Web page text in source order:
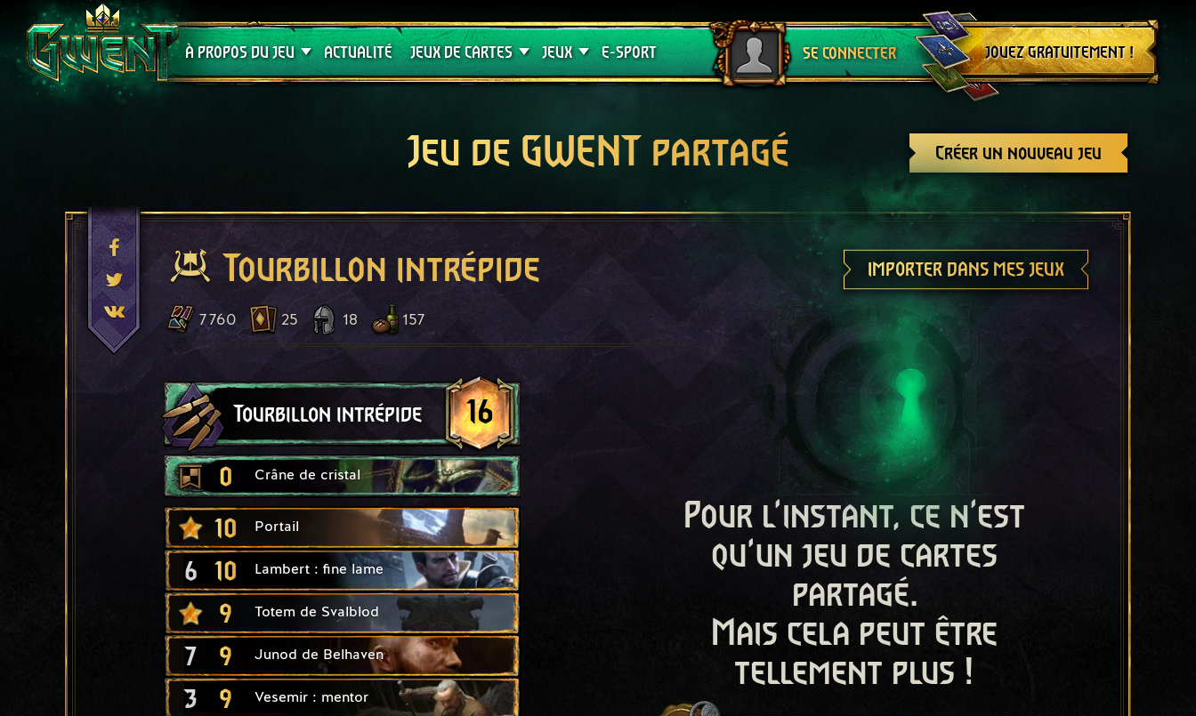
À PROPOS DU JEU
Assistance
ACTUALITÉ JEUX DE CARTES
Crimson Curse
JEUX
Guides de jeux
E-SPORT SE CONNECTER
Se déconnecter
JOUEZ GRATUITEMENT !
Créer un nouveau jeu
Jeu de GWENT partagé
Tourbillon intrépide IMPORTER DANS MES JEUX
7 760 25 18 157
Tourbillon intrépide 16
0 Crâne de cristal
10 Portail
6 10 Lambert : fine lame
9 Totem de Svalblod
7 9 Junod de Belhaven
3 9 Vesemir : mentor
Pour l'instant, ce n'est
qu'un jeu de cartes
partagé.
Mais cela peut être
tellement plus !